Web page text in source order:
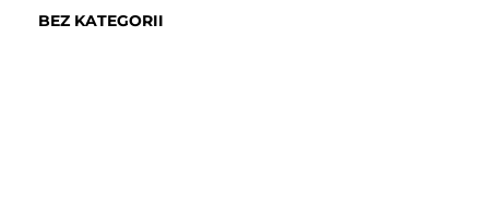
BEZ KATEGORII